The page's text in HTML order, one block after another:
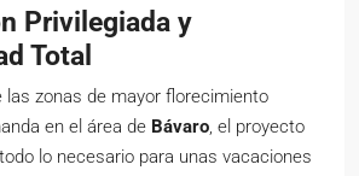
Privilegiada y
Total
las zonas de mayor florecimiento
en el área de Bávaro , el proyecto
lo necesario para unas vacaciones